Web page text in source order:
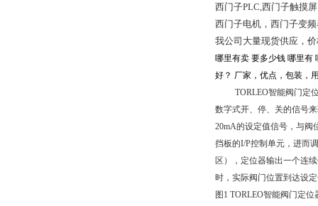
西门子PLC,西门子触摸
西门子电机，西门子变
我公司大量现货供应，
哪里有卖 要多少钱 哪里有
好？ 厂家，优点，包装，
TORLEO智能阀门定
数字式开、停、关的信号
20mA的设定值信号，与阀
挡板的I/P控制单元，进而
区），定位器输出一个连
时，实际阀门位置到达设
图1 TORLEO智能阀门定位